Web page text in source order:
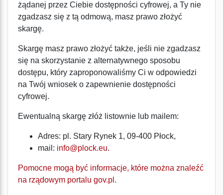
żądanej przez Ciebie dostępności cyfrowej, a Ty nie
zgadzasz się z tą odmową, masz prawo złożyć
skargę.
Skargę masz prawo złożyć także, jeśli nie zgadzasz
się na skorzystanie z alternatywnego sposobu
dostępu, który zaproponowaliśmy Ci w odpowiedzi
na Twój wniosek o zapewnienie dostępności
cyfrowej.
Ewentualną skargę złóż listownie lub mailem:
Adres: pl. Stary Rynek 1, 09-400 Płock,
mail: info@plock.eu.
Pomocne mogą być informacje, które można znaleźć
na rządowym portalu gov.pl .